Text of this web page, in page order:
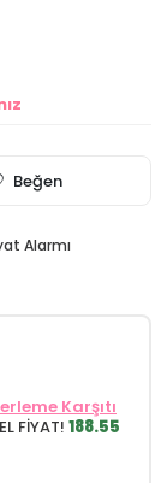
Beğen
Alarmı
Karşıtı
FİYAT! 188.55